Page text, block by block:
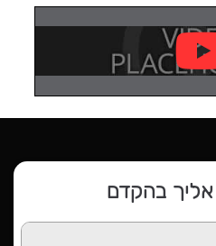
אליך בהקדם